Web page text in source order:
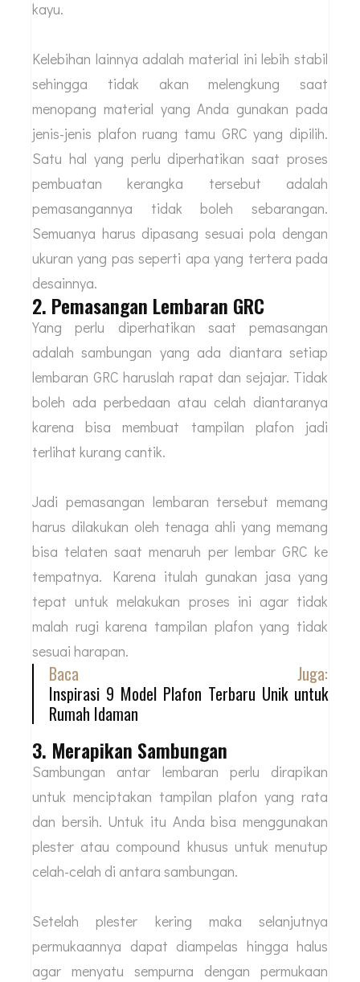
kayu.
Kelebihan lainnya adalah material ini lebih stabil
sehingga tidak akan melengkung saat
menopang material yang Anda gunakan pada
jenis-jenis plafon ruang tamu GRC yang dipilih.
Satu hal yang perlu diperhatikan saat proses
pembuatan kerangka tersebut adalah
pemasangannya tidak boleh sebarangan.
Semuanya harus dipasang sesuai pola dengan
ukuran yang pas seperti apa yang tertera pada
desainnya.
2. Pemasangan Lembaran GRC
Yang perlu diperhatikan saat pemasangan
adalah sambungan yang ada diantara setiap
lembaran GRC haruslah rapat dan sejajar. Tidak
boleh ada perbedaan atau celah diantaranya
karena bisa membuat tampilan plafon jadi
terlihat kurang cantik.
Jadi pemasangan lembaran tersebut memang
harus dilakukan oleh tenaga ahli yang memang
bisa telaten saat menaruh per lembar GRC ke
tempatnya. Karena itulah gunakan jasa yang
tepat untuk melakukan proses ini agar tidak
malah rugi karena tampilan plafon yang tidak
sesuai harapan.
Baca Juga:
Inspirasi 9 Model Plafon Terbaru Unik untuk
Rumah Idaman
3. Merapikan Sambungan
Sambungan antar lembaran perlu dirapikan
untuk menciptakan tampilan plafon yang rata
dan bersih. Untuk itu Anda bisa menggunakan
plester atau compound khusus untuk menutup
celah-celah di antara sambungan.
Setelah plester kering maka selanjutnya
permukaannya dapat diampelas hingga halus
agar menyatu sempurna dengan permukaan